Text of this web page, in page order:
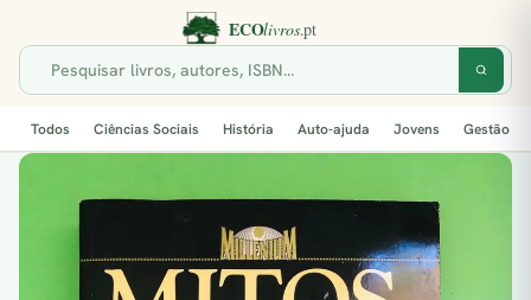
Todos Ciências Sociais História Auto-ajuda Jovens Gestão